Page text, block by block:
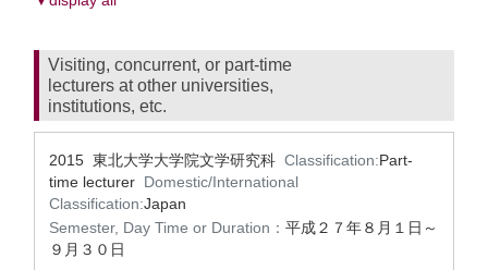
Visiting, concurrent, or part-time
lecturers at other universities,
institutions, etc.
2015 東北大学大学院文学研究科 Classification:Part-
time lecturer Domestic/International
Classification:Japan
Semester, Day Time or Duration： 平成２７年８月１日～
９月３０日